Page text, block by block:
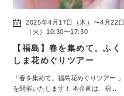
2025年4月17日（木）〜4月22日
（火）10:30〜17:30
【福島】春を集めて。ふく
しま花めぐりツアー
「春を集めて。福島花めぐりツアー 」
を開催いたします！ 本企画は、福...